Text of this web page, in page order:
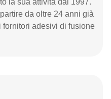
la sua attività dal 1997.
da oltre 24 anni già
adesivi di fusione